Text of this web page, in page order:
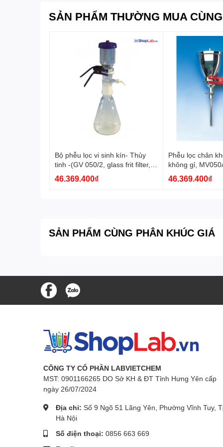
SẢN PHẨM THƯỜNG MUA CÙNG
Bộ phễu lọc vi sinh kín- Thủy
tinh -(GV 050/2, glass frit filter,
hose coupling connection,
Erlenmeyer flask 1000 ml
46.369.400₫
Phễu lọc chân
không gỉ,
Whatman
46.369.400₫
SẢN PHẨM CÙNG PHÂN KHÚC GIÁ
CÔNG TY CỔ PHẦN LABVIETCHEM
MST: 0901166265 DO Sở KH & ĐT Tỉnh Hưng Yên cấp
ngày 26/07/2024
Địa chỉ: Số 9 Ngõ 51 Lãng Yên, Phường Vĩnh Tuy,
Hà Nội
Số điện thoại: 0856 663 669